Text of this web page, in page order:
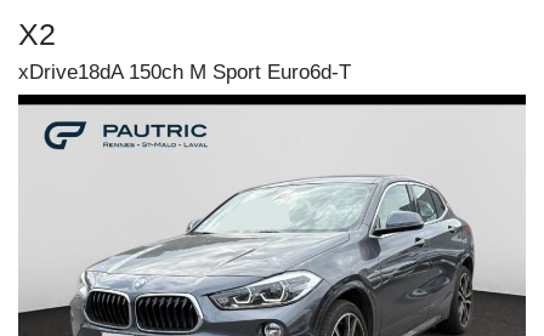
X2
xDrive18dA 150ch M Sport Euro6d-T